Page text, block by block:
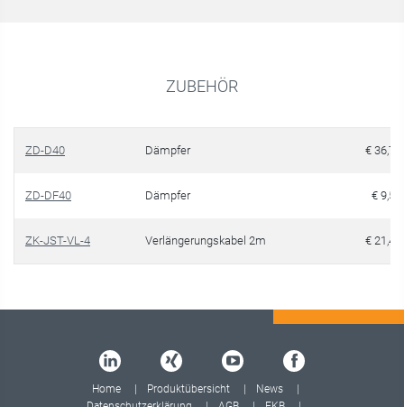
ZUBEHÖR
ZD-D40 Dämpfer € 36,70
ZD-DF40 Dämpfer € 9,50
ZK-JST-VL-4 Verlängerungskabel 2m € 21,40
Home Produktübersicht
News